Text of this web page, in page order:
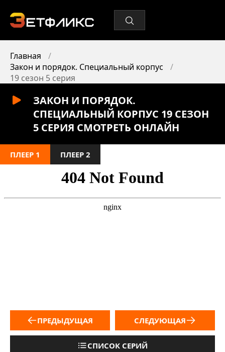
Главная
Закон и порядок. Специальный корпус
19 сезон 5 серия
ЗАКОН И ПОРЯДОК.
СПЕЦИАЛЬНЫЙ КОРПУС 19 СЕЗОН
5 СЕРИЯ СМОТРЕТЬ ОНЛАЙН
ПЛЕЕР 1 ПЛЕЕР 2
ПРЕДЫДУЩАЯ
СПИСОК СЕРИЙ
СЛЕДУЮЩАЯ